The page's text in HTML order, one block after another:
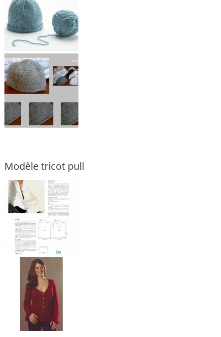
Modèle tricot pull